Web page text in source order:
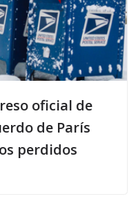
oficial de
de París
perdidos